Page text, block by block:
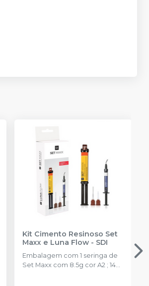
Kit Cimento Resinoso Set
Maxx e Luna Flow- SDI
Embalagem com 1 seringa de
Set Maxx com 8.5g cor A2 ; 14